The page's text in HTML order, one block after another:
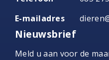
E-mailadres
Nieuwsbrief
Meld u aan voor de